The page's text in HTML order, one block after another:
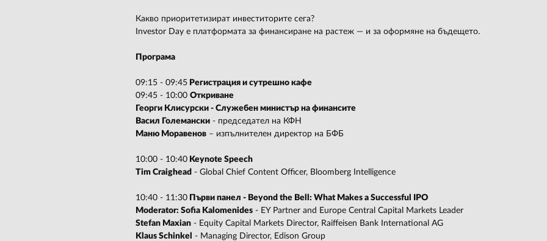
Какво приоритетизират инвеститорите сега?
Investor Day е платформата за финансиране на растеж — и за оформяне на бъдещето.
Програма
09:15 - 09:45 Регистрация и сутрешно кафе
09:45 - 10:00 Откриване
Георги Клисурски - Служебен министър на финансите
Васил Големански - председател на КФН
Маню Моравенов – изпълнителен директор на БФБ
10:00 - 10:40 Keynote Speech
Tim Craighead - Global Chief Content Officer, Bloomberg Intelligence
10:40 - 11:30 Първи панел - Beyond the Bell: What Makes a Successful IPO
Moderator: Sofia Kalomenides - EY Partner and Europe Central Capital Markets Leader
Stefan Maxian - Equity Capital Markets Director, Raiffeisen Bank International AG
Klaus Schinkel
- Managing Director, Edison Group